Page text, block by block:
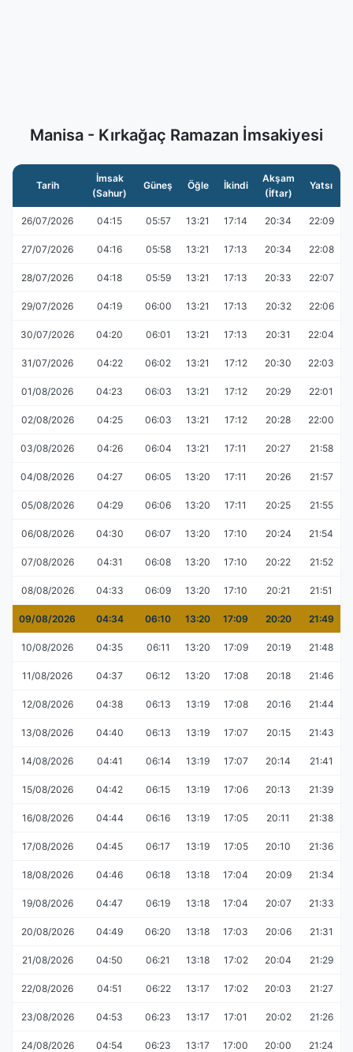
Manisa - Kırkağaç Ramazan İmsakiyesi
Tarih
İmsak
(Sahur)
Güneş Öğle İkindi
Akşam
(İftar)
Yatsı
26/07/2026 04:15 05:57 13:21 17:14 20:34 22:09
27/07/2026 04:16 05:58 13:21 17:13 20:34 22:08
28/07/2026 04:18 05:59 13:21 17:13 20:33 22:07
29/07/2026 04:19 06:00 13:21 17:13 20:32 22:06
30/07/2026 04:20 06:01 13:21 17:13 20:31 22:04
31/07/2026 04:22 06:02 13:21 17:12 20:30 22:03
01/08/2026 04:23 06:03 13:21 17:12 20:29 22:01
02/08/2026 04:25 06:03 13:21 17:12 20:28 22:00
03/08/2026 04:26 06:04 13:21 17:11 20:27 21:58
04/08/2026 04:27 06:05 13:20 17:11 20:26 21:57
05/08/2026 04:29 06:06 13:20 17:11 20:25 21:55
06/08/2026 04:30 06:07 13:20 17:10 20:24 21:54
07/08/2026 04:31 06:08 13:20 17:10 20:22 21:52
08/08/2026 04:33 06:09 13:20 17:10 20:21 21:51
09/08/2026 04:34 06:10 13:20 17:09 20:20 21:49
10/08/2026 04:35 06:11 13:20 17:09 20:19 21:48
11/08/2026 04:37 06:12 13:20 17:08 20:18 21:46
12/08/2026 04:38 06:13 13:19 17:08 20:16 21:44
13/08/2026 04:40 06:13 13:19 17:07 20:15 21:43
14/08/2026 04:41 06:14 13:19 17:07 20:14 21:41
15/08/2026 04:42 06:15 13:19 17:06 20:13 21:39
16/08/2026 04:44 06:16 13:19 17:05 20:11 21:38
17/08/2026 04:45 06:17 13:19 17:05 20:10 21:36
18/08/2026 04:46 06:18 13:18 17:04 20:09 21:34
19/08/2026 04:47 06:19 13:18 17:04 20:07 21:33
20/08/2026 04:49 06:20 13:18 17:03 20:06 21:31
21/08/2026 04:50 06:21 13:18 17:02 20:04 21:29
22/08/2026 04:51 06:22 13:17 17:02 20:03 21:27
23/08/2026 04:53 06:23 13:17 17:01 20:02 21:26
24/08/2026 04:54 06:23 13:17 17:00 20:00 21:24